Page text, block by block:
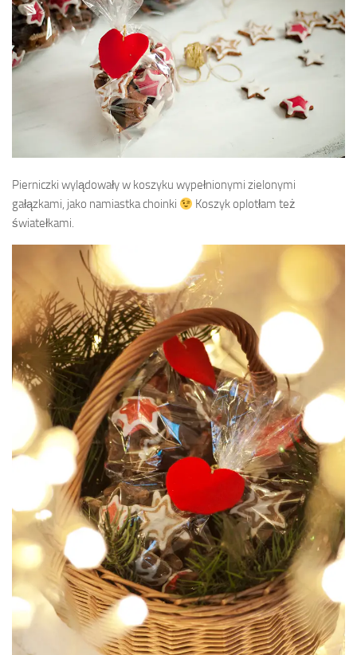
Pierniczki wylądowały w koszyku wypełnionymi zielonymi
gałązkami, jako namiastka choinki
Koszyk oplotłam też
światełkami.